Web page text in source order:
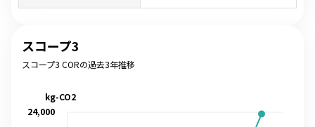
スコープ3
スコープ3 CORの過去3年推移
24,000
kg-CO2